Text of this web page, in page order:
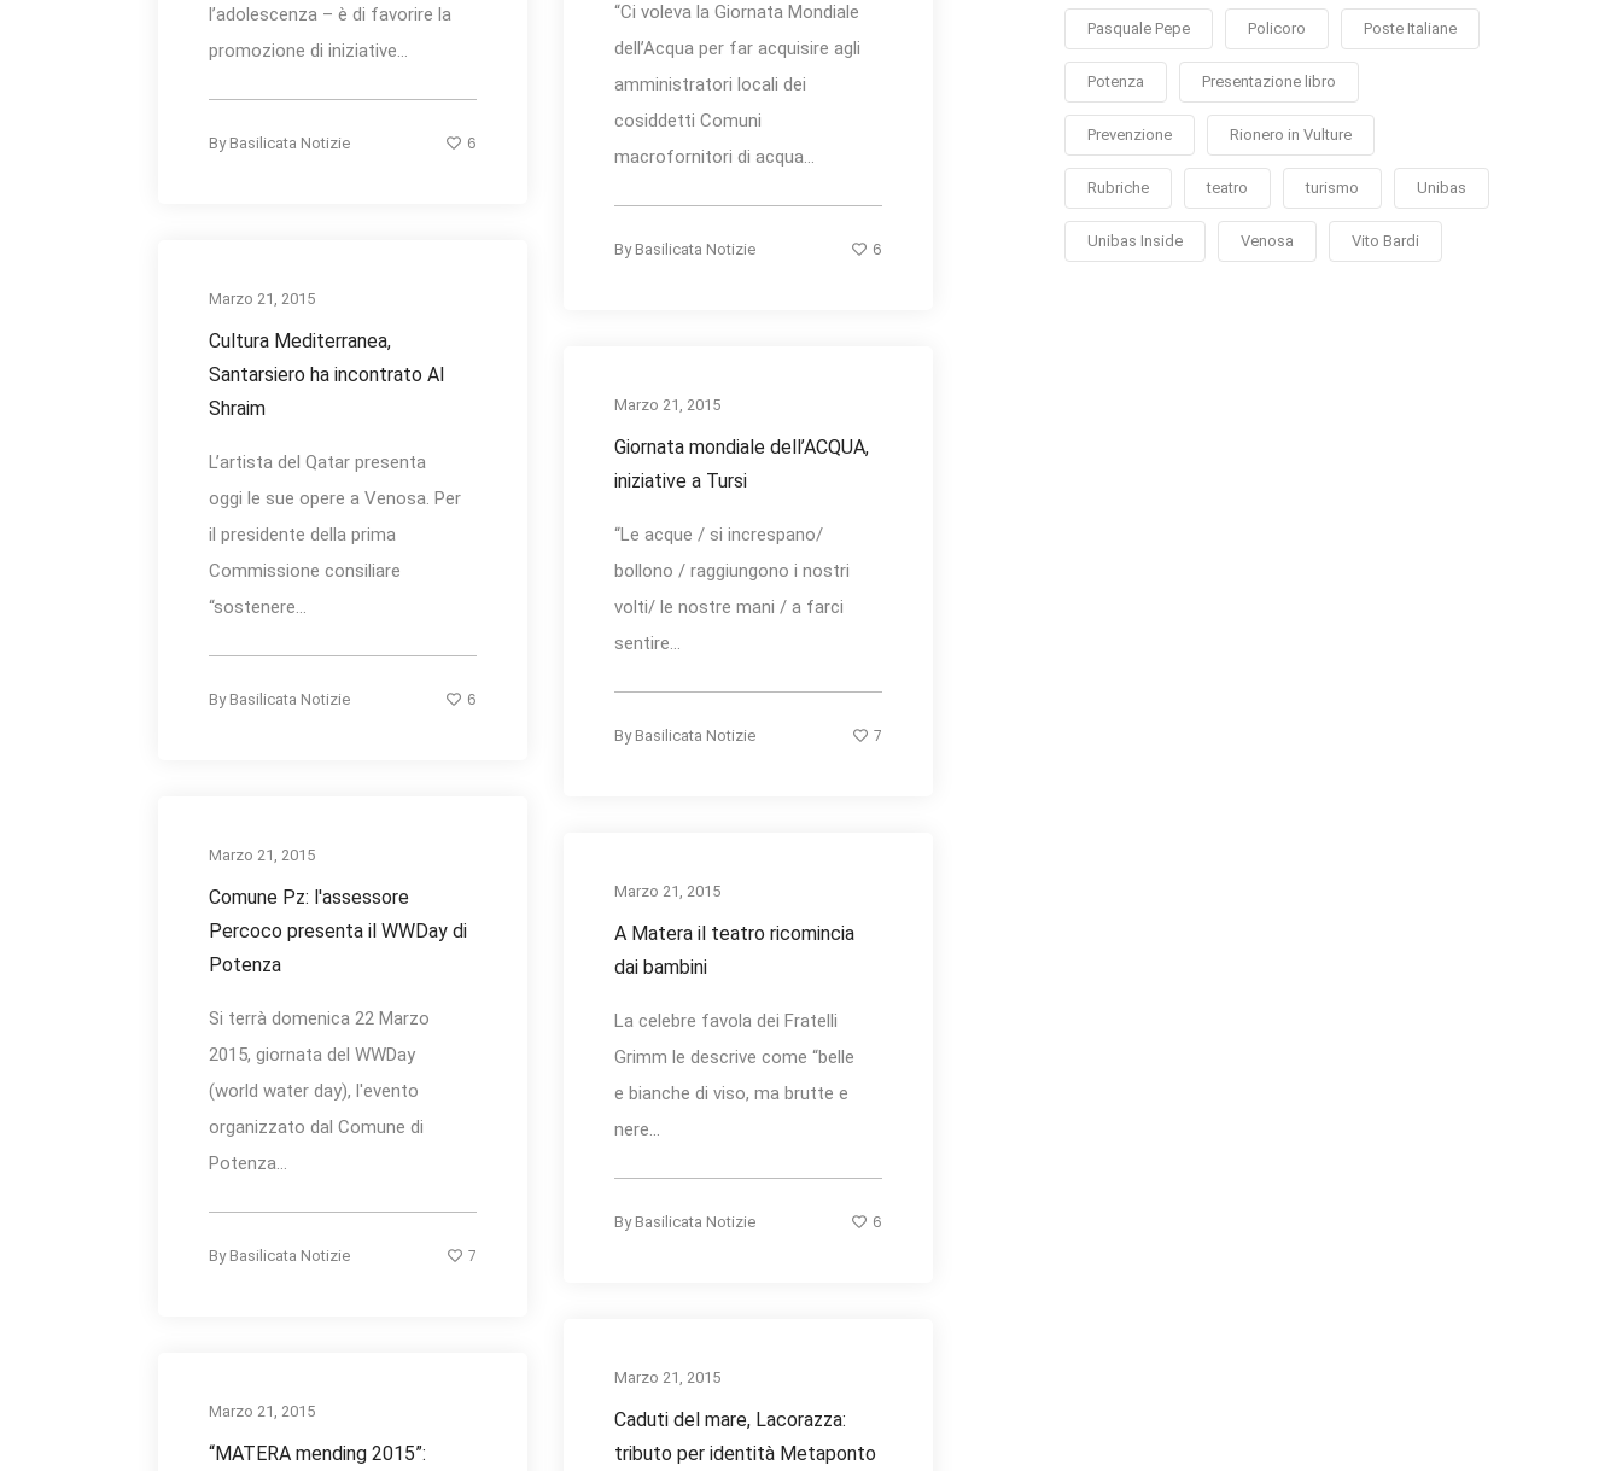
l’adolescenza – è di favorire la
promozione di iniziative...
By Basilicata Notizie 6
“Ci voleva la Giornata Mondiale
dell’Acqua per far acquisire agli
amministratori locali dei
cosiddetti Comuni
macrofornitori di acqua...
By Basilicata Notizie 6
Marzo 21, 2015
Cultura Mediterranea,
Santarsiero ha incontrato Al
Shraim
L’artista del Qatar presenta
oggi le sue opere a Venosa. Per
il presidente della prima
Commissione consiliare
“sostenere...
By Basilicata Notizie 6
Marzo 21, 2015
Giornata mondiale dell’ACQUA,
iniziative a Tursi
“Le acque / si increspano/
bollono / raggiungono i nostri
volti/ le nostre mani / a farci
sentire...
By Basilicata Notizie 7
Marzo 21, 2015
Comune Pz: l'assessore
Percoco presenta il WWDay di
Potenza
Si terrà domenica 22 Marzo
2015, giornata del WWDay
(world water day), l'evento
organizzato dal Comune di
Potenza...
By Basilicata Notizie 7
Marzo 21, 2015
A Matera il teatro ricomincia
dai bambini
La celebre favola dei Fratelli
Grimm le descrive come “belle
e bianche di viso, ma brutte e
nere...
By Basilicata Notizie 6
Marzo 21, 2015
Caduti del mare, Lacorazza:
tributo per identità Metaponto
Marzo 21, 2015
“MATERA mending 2015”:
Pasquale Pepe Policoro Poste Italiane
Potenza Presentazione libro
Prevenzione Rionero in Vulture
Rubriche teatro turismo Unibas
Unibas Inside Venosa Vito Bardi